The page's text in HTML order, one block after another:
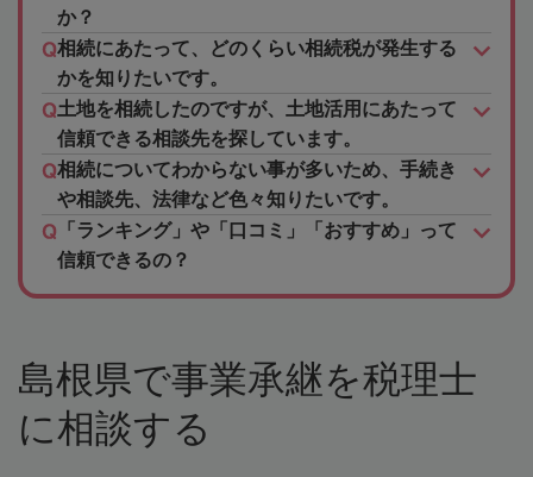
か？
相続にあたって、どのくらい相続税が発生する
かを知りたいです。
土地を相続したのですが、土地活用にあたって
信頼できる相談先を探しています。
相続についてわからない事が多いため、手続き
や相談先、法律など色々知りたいです。
「ランキング」や「口コミ」「おすすめ」って
信頼できるの？
島根県で事業承継を税理士
に相談する